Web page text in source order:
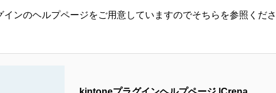
インのヘルプページをご用意していますのでそちらを参照くださ